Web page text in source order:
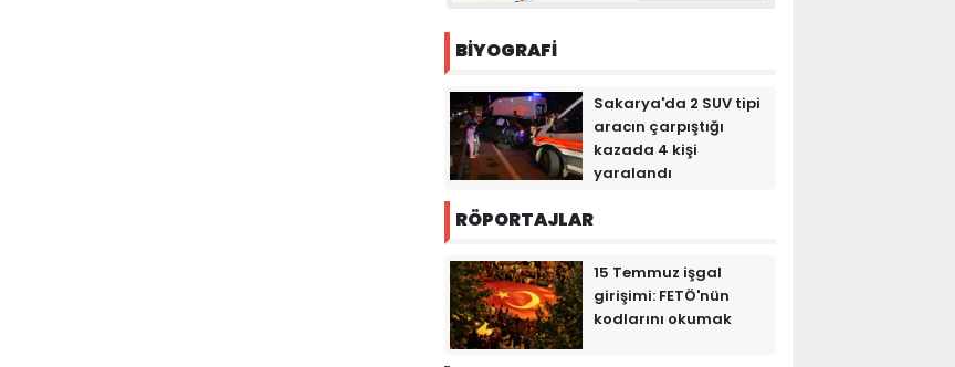
BİYOGRAFİ
Sakarya'da 2 SUV tipi
aracın çarpıştığı
kazada 4 kişi
yaralandı
RÖPORTAJLAR
15 Temmuz işgal
girişimi: FETÖ'nün
kodlarını okumak